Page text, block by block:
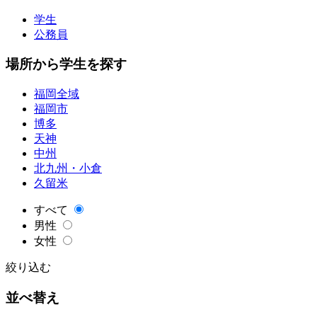
学生
公務員
場所から学生を探す
福岡全域
福岡市
博多
天神
中州
北九州・小倉
久留米
すべて
男性
女性
絞り込む
並べ替え